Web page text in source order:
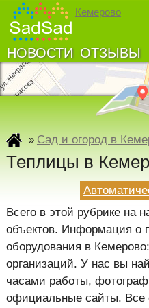
Кемерово
НОВОСТИ ОТЗЫВЫ
» Сад и огород в
Теплицы в
Всего в этой рубрике на
объектов. Информация о
оборудования в
организаций. У нас вы
часами работы,
официальные сайты. Все